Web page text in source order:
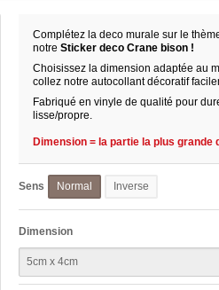
Complétez la deco murale sur le
notreSticker deco Crane bison !
Choisissez la dimension adaptée au
collez notre autocollant décoratif
Fabriqué en vinyle de qualité pour
lisse/propre.
Dimension = la partie la plus grande
Sens Normal Inverse
Dimension